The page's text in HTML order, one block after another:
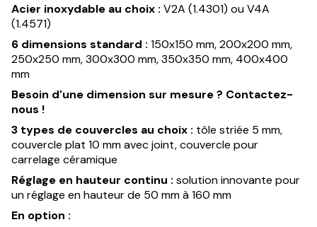
Acier inoxydable au choix : V2A (1.4301) ou V4A
(1.4571)
6 dimensions standard : 150x150 mm, 200x200 mm,
250x250 mm, 300x300 mm, 350x350 mm, 400x400
mm
Besoin d'une dimension sur mesure ? Contactez-
nous !
3 types de couvercles au choix : tôle striée 5 mm,
couvercle plat 10 mm avec joint, couvercle pour
carrelage céramique
Réglage en hauteur continu : solution innovante pour
un réglage en hauteur de 50 mm à 160 mm
En option :